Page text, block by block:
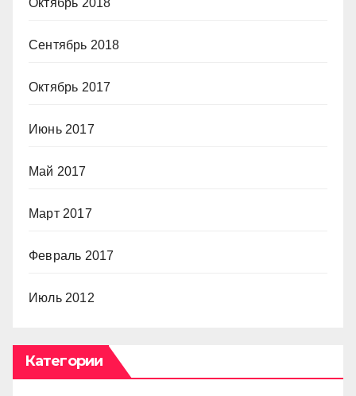
Сентябрь 2018
Октябрь 2017
Июнь 2017
Май 2017
Март 2017
Февраль 2017
Июль 2012
Категории